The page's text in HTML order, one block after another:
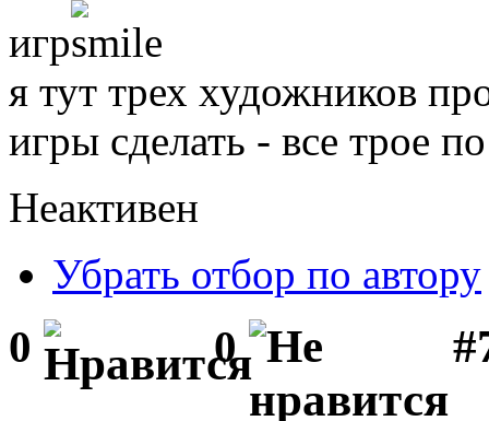
игр
я тут трех художников
игры сделать - все трое
Неактивен
Убрать отбор по автору
0 0